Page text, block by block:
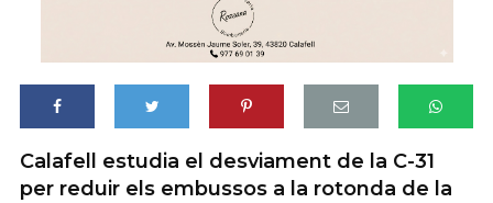
Calafell estudia el desviament de la C-31
per reduir els embussos a la rotonda de la